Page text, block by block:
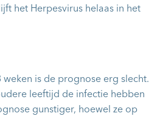
het Herpesvirus helaas in het
is de prognose erg slecht.
leeftijd de infectie hebben
gunstiger, hoewel ze op